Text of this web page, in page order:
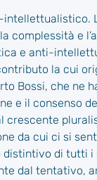
complessità e
e anti-
la cui
Bossi, che ne
e il consenso
crescente
da cui ci si
distintivo di tutti i
dal tentativo,